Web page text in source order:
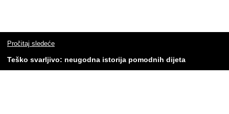
Pročitaj sledeće
Teško svarljivo: neugodna istorija pomodnih dijeta